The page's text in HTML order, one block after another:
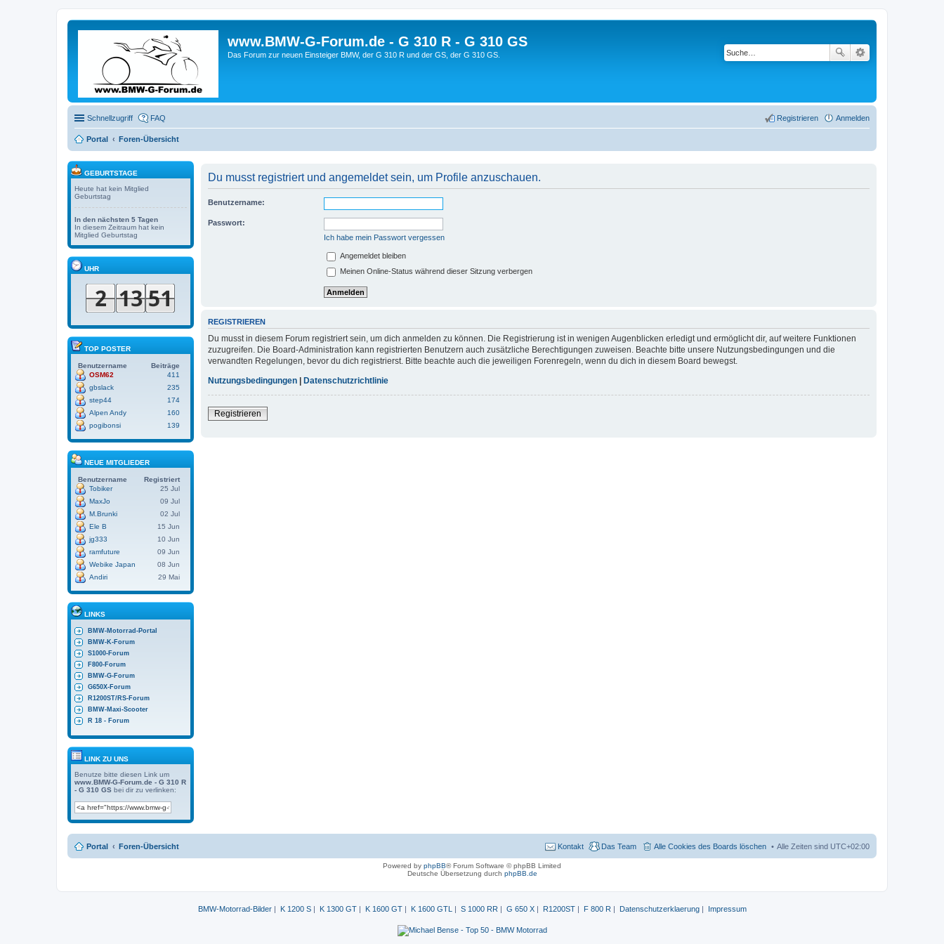
www.BMW-G-Forum.de - G 310 R - G 310 GS
Das Forum zur neuen Einsteiger BMW, der G 310 R und der GS, der G 310 GS.
Schnellzugriff FAQ Anmelden
Registrieren
Portal Foren-Übersicht
Du musst registriert und angemeldet sein, um Profile anzuschauen.
Benutzername:
Passwort:
Ich habe mein Passwort vergessen
Angemeldet bleiben
Meinen Online-Status während dieser Sitzung verbergen
REGISTRIEREN
Du musst in diesem Forum registriert sein, um dich anmelden zu können. Die Registrierung ist in wenigen Augenblicken erledigt und ermöglicht dir, auf weitere Funktionen
zuzugreifen. Die Board-Administration kann registrierten Benutzern auch zusätzliche Berechtigungen zuweisen. Beachte bitte unsere Nutzungsbedingungen und die
verwandten Regelungen, bevor du dich registrierst. Bitte beachte auch die jeweiligen Forenregeln, wenn du dich in diesem Board bewegst.
Nutzungsbedingungen | Datenschutzrichtlinie
Registrieren
GEBURTSTAGE
Heute hat kein Mitglied
Geburtstag
In den nächsten 5 Tagen
In diesem Zeitraum hat kein
Mitglied Geburtstag
UHR
TOP POSTER
Benutzername
Beiträge
OSM62
411
gbslack
235
step44
174
Alpen Andy
160
pogibonsi
139
NEUE MITGLIEDER
Benutzername
Registriert
Tobiker
25 Jul
MaxJo
09 Jul
M.Brunki
02 Jul
Ele B
15 Jun
jg333
10 Jun
ramfuture
09 Jun
Webike Japan
08 Jun
Andiri
29 Mai
LINKS
BMW-Motorrad-Portal
BMW-K-Forum
S1000-Forum
F800-Forum
BMW-G-Forum
G650X-Forum
R1200ST/RS-Forum
BMW-Maxi-Scooter
R 18 - Forum
LINK ZU UNS
Benutze bitte diesen Link um
www.BMW-G-Forum.de - G 310 R
- G 310 GS bei dir zu verlinken:
Portal Foren-Übersicht Alle Zeiten sind UTC+02:00
Alle Cookies des Boards löschen
Das Team
Kontakt
Powered by phpBB® Forum Software © phpBB Limited
Deutsche Übersetzung durch phpBB.de
BMW-Motorrad-Bilder| K 1200 S| K 1300 GT| K 1600 GT| K 1600 GTL | S 1000 RR | G 650 X| R1200ST| F 800 R | Datenschutzerklaerung| Impressum